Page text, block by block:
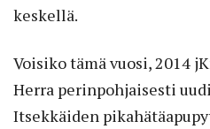
keskellä.
Voisiko tämä vuosi, 2014
Herra perinpohjaisesti
Itsekkäiden